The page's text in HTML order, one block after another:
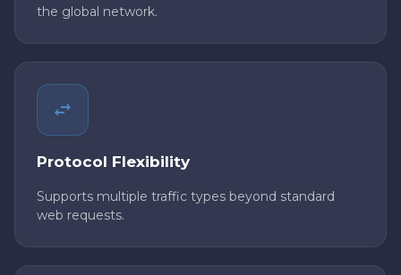
the global network.
Protocol Flexibility
Supports multiple traffic types beyond standard
web requests.